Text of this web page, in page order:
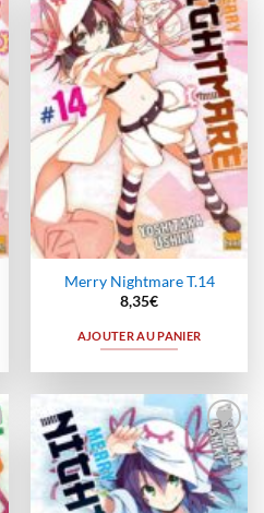
Ajouter
à la
wishlist
Merry Nightmare T.14
8,35€
AJOUTER AU PANIER
Ajouter
à la
wishlist